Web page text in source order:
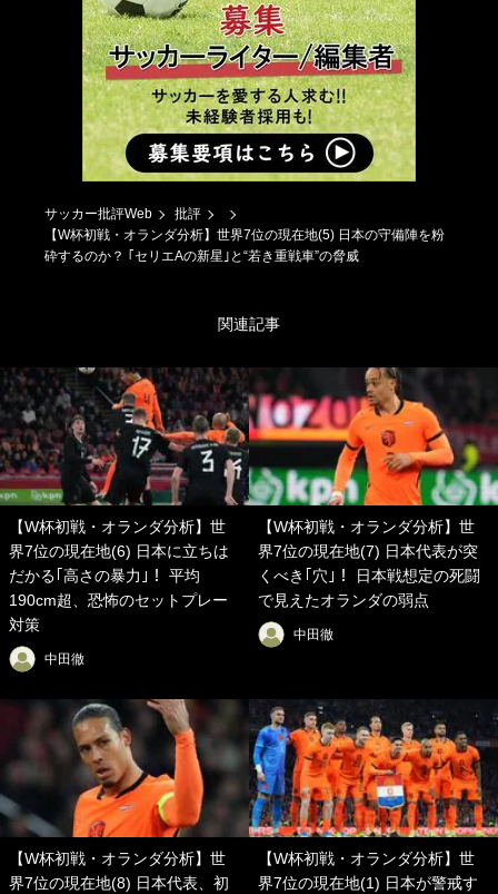
サッカー批評Web
批評
【W杯初戦・オランダ分析】世界7位の現在地(5) 日本の守備陣を粉
砕するのか？ ｢セリエAの新星｣と“若き重戦車”の脅威
関連記事
【W杯初戦・オランダ分析】世
界7位の現在地(6) 日本に立ちは
だかる｢高さの暴力｣！ 平均
190cm超、恐怖のセットプレー
対策
中田徹
【W杯初戦・オランダ分析】世
界7位の現在地(7) 日本代表が突
くべき｢穴｣！ 日本戦想定の死闘
で見えたオランダの弱点
中田徹
【W杯初戦・オランダ分析】世
界7位の現在地(8) 日本代表、初
【W杯初戦・オランダ分析】世
界7位の現在地(1) 日本が警戒す